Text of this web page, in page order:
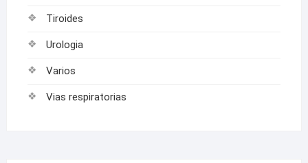
Tiroides
Urologia
Varios
Vias respiratorias